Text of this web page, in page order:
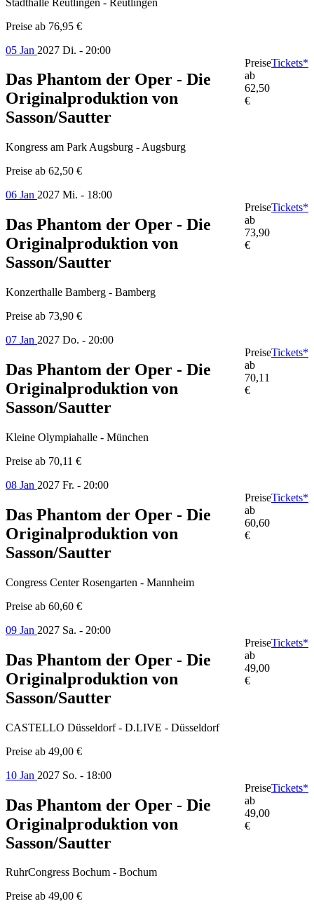
Preise ab 76,95 €
05 Jan 2027 Di. - 20:00
Das Phantom der Oper - Die
Originalproduktion von
Sasson/Sautter
Kongress am Park Augsburg - Augsburg
Preise ab 62,50 €
Preise
ab
62,50
€
Tickets*
06 Jan 2027 Mi. - 18:00
Das Phantom der Oper - Die
Originalproduktion von
Sasson/Sautter
Konzerthalle Bamberg - Bamberg
Preise ab 73,90 €
Preise
ab
73,90
€
Tickets*
07 Jan 2027 Do. - 20:00
Das Phantom der Oper - Die
Originalproduktion von
Sasson/Sautter
Kleine Olympiahalle - München
Preise ab 70,11 €
Preise
ab
70,11
€
Tickets*
08 Jan 2027 Fr. - 20:00
Das Phantom der Oper - Die
Originalproduktion von
Sasson/Sautter
Congress Center Rosengarten - Mannheim
Preise ab 60,60 €
Preise
ab
60,60
€
Tickets*
09 Jan 2027 Sa. - 20:00
Das Phantom der Oper - Die
Originalproduktion von
Sasson/Sautter
CASTELLO Düsseldorf - D.LIVE - Düsseldorf
Preise ab 49,00 €
Preise
ab
49,00
€
Tickets*
10 Jan 2027 So. - 18:00
Das Phantom der Oper - Die
Originalproduktion von
Sasson/Sautter
RuhrCongress Bochum - Bochum
Preise ab 49,00 €
Preise
ab
49,00
€
Tickets*